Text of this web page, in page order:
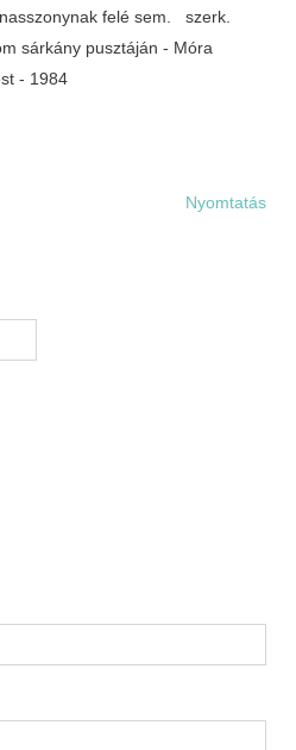
felé sem. szerk.
sárkány pusztáján - Móra
- 1984
Nyomtatás